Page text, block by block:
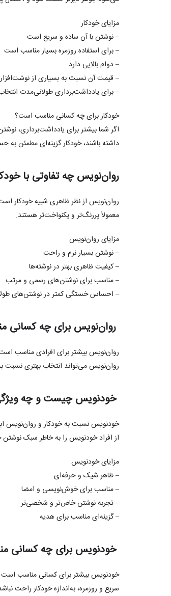
مزایای خودکار
– نوشتن با آن ساده و سریع است
– برای استفاده روزمره بسیار مناسب است
– دوام بالایی دارد
– قیمت آن نسبت به بسیاری از
– برای یادداشت‌برداری طولانی‌مدت
خودکار برای چه کسانی مناسب است؟
اگر شما بیشتر برای یادداشت‌برداری،
داشته باشند، خودکار گزینه‌ای مطمئن به
روان‌نویس چه تفاوتی با
روان‌نویس از نظر ظاهری شبیه خودکار
معمولاً پررنگ‌تر و یکنواخت‌تر هستند.
مزایای روان‌نویس
– نوشتن بسیار نرم و راحت
– کیفیت ظاهری بهتر در نوشته‌ها
– مناسب برای نوشتن‌های رسمی و مرتب
– احساس خستگی کمتر در نوشتن‌های
روان‌نویس برای چه کسانی
روان‌نویس بیشتر برای افرادی مناسب
روان‌نویس می‌تواند انتخاب بهتری نسبت
خودنویس چیست و چه
خودنویس نسبت به خودکار و روان‌نویس
از افراد خودنویس را به خاطر سبک
مزایای خودنویس
– ظاهر شیک و حرفه‌ای
– مناسب برای خوش‌نویسی و امضا
– تجربه نوشتن خاص‌تر و شخصی‌تر
– گزینه‌ای مناسب برای هدیه
خودنویس برای چه کسانی
خودنویس بیشتر برای کسانی مناسب است
سریع و روزمره، به‌اندازه خودکار راحت